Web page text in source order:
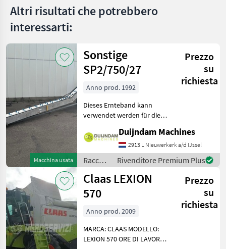
Altri risultati che potrebbero
interessarti:
Macchina usata
Sonstige
SP2/750/27
Prezzo
su
richiesta
Anno prod. 1992
Dieses Ernteband kann
verwendet werden für die
handwerklich geerntes
Gewächs, wie zB.
Blumenkohl, Endivie,
Sellerie, Rosenkohl, Salat,
Brokkoli,
Duijndam Machines
2913 L Nieuwerkerk a/d IJssel
Raccolto
agricolo
/
Sonstige
Rivenditore Premium Plus
Claas LEXION
570
Prezzo
su
richiesta
Anno prod. 2009
MARCA: CLAAS MODELLO:
LEXION 570 ORE DI LAVORO